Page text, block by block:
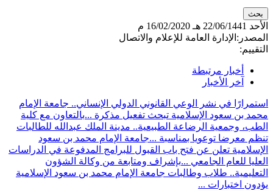
الأحد 22/06/1441 هـ
16/02/2020 م
المصدر: الإدارة العامة للإعلام والاتصال
التقييم:
أخبار مرتبطة
آخر الأخبار
استمرارًا في نشر الوعي القانوني الدولي الإنساني.. جامعة الإمام
محمد بن سعود الإسلامية تبحث تفعيل مذكرة ...بالتعاون مع كلية
الطب، وجمعية الرضاعة الطبيعية.. مدينة الملك عبدالله للطالبات
تنظم معرضا توعويا بمناسبة ...جامعة الإمام محمد بن سعود
الإسلامية تعلن عن فتح باب القبول للبرامج المدفوعة في الدراسات
العليا للعام الجامعي ...بإشراف ومتابعة من وكالة الشؤون
التعليمية.. طلاب وطالبات جامعة الإمام محمد بن سعود الإسلامية
يؤدون اختبارات ...